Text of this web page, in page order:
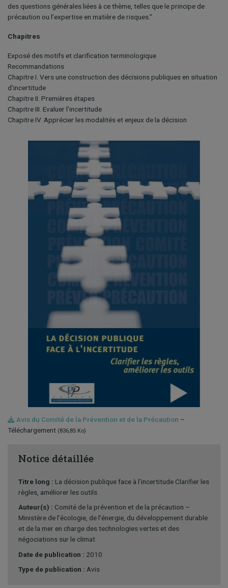
des questions générales liées à ce thème, telles que le principe de
précaution ou l’expertise en matière de risques.”
Chapitres
Exposé des motifs et clarification terminologique
Recommandations
Chapitre I. Vers une construction des décisions publiques en situation
d’incertitude
Chapitre II. Premières étapes
Chapitre III. Evaluer l’incertitude
Chapitre IV. Apprécier les modalités et enjeux de la décision
Avis du Comité de la Prévention et de la Précaution –
Téléchargement (836,85 Ko)
Notice détaillée
Titre long : La décision publique face à l’incertitude Clarifier les
règles, améliorer les outils
Auteur(s) : Comité de la prévention et de la précaution –
Ministère de l’écologie, de l’énergie, du développement durable
et de la mer en charge des technologies vertes et des
négociations sur le climat
Date de publication : 2010
Type de publication : Avis